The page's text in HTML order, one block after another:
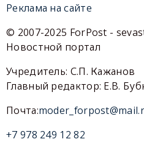
Реклама на сайте
© 2007-2025 ForPost -
Новостной портал
Учредитель: С.П. Кажанов
Главный редактор: Е.В.
Почта:
+7 978 249 12 82